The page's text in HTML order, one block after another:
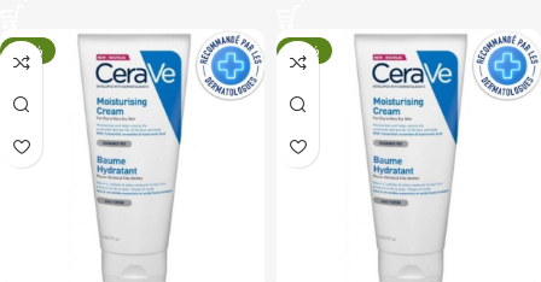
-33% -33%